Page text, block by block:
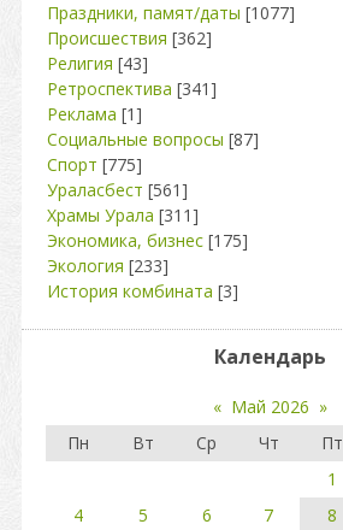
Праздники, памят/даты [1077]
Происшествия [362]
Религия [43]
Ретроспектива [341]
Реклама [1]
Социальные вопросы [87]
Спорт [775]
Ураласбест [561]
Храмы Урала [311]
Экономика, бизнес [175]
Экология [233]
История комбината [3]
Календарь
« Май 2026 »
Пн
Вт Ср Чт Пт
1
4
5 6 7 8